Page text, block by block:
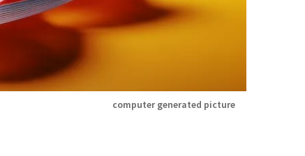
computer generated picture